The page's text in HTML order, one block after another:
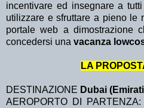
incentivare ed insegnare a
utilizzare e sfruttare a pieno le
portale web a dimostrazione
concedersi una vacanza
LA
DESTINAZIONE Dubai
AEROPORTO DI PARTENZA: